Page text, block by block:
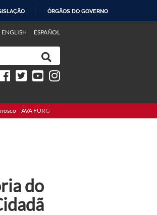
ÓRGÃOS DO GOVERNO
ENGLISH ESPAÑOL
AVA FURG
do